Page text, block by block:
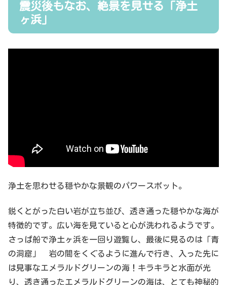
震災後もなお、絶景を見せる「浄土
ヶ浜」
浄土を思わせる穏やかな景観のパワースポット。
鋭くとがった白い岩が立ち並び、透き通った穏やかな海が
特徴的です。広い海を見ていると心が洗われるようです。
さっぱ船で浄土ヶ浜を一回り遊覧し、最後に見るのは「青
の洞窟」 岩の間をくぐるように進んで行き、入った先に
は見事なエメラルドグリーンの海！キラキラと水面が光
り、透き通ったエメラルドグリーンの海は、とても神秘的